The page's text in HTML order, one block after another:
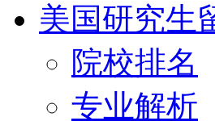
美国研究生
院校排名
专业解析